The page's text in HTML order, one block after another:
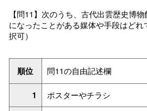
【問11】 次のうち、古代出雲歴史博物
になったことがある媒体や手段はどれ
択可）
順位
問11の自由記述欄
1 ポスターやチラシ